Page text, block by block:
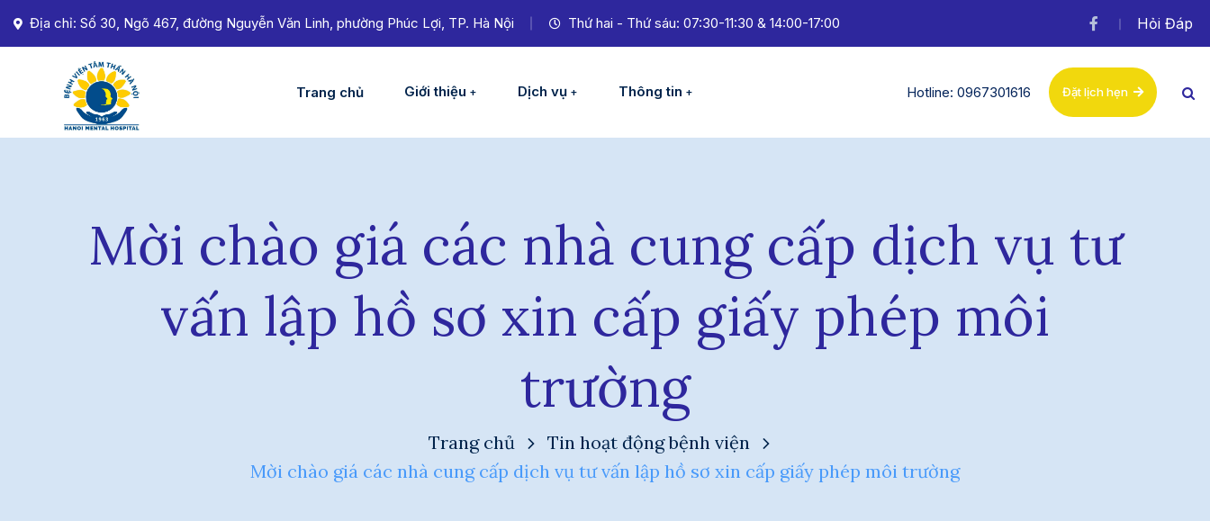
Địa chỉ: Số 30, Ngõ 467, đường Nguyễn Văn Linh, phường Phúc Lợi, TP. Hà Nội Thứ hai - Thứ sáu: 07:30-11:30 & 14:00-17:00 Hỏi Đáp
Trang chủ Giới thiệu Dịch vụ Thông tin Hotline: 0967301616 Đặt lịch hẹn
Mời chào giá các nhà cung cấp dịch vụ tư
vấn lập hồ sơ xin cấp giấy phép môi
trường
Trang chủ
Tin hoạt động bệnh viện
Mời chào giá các nhà cung cấp dịch vụ tư vấn lập hồ sơ xin cấp giấy phép môi trường